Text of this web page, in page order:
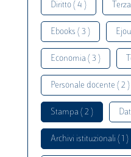
Diritto ( 4 )
Ebooks ( 3 )
Economia ( 3 )
Personale docente ( 2 )
Stampa ( 2 )
Archivi istituzionali ( 1 )